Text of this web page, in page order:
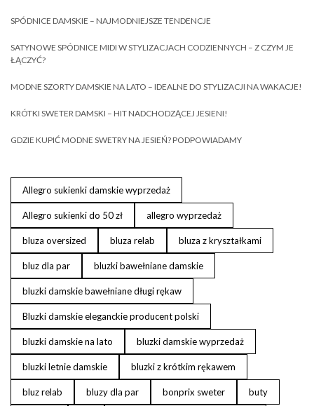
SPÓDNICE DAMSKIE – NAJMODNIEJSZE TENDENCJE
SATYNOWE SPÓDNICE MIDI W STYLIZACJACH CODZIENNYCH – Z CZYM JE
ŁĄCZYĆ?
MODNE SZORTY DAMSKIE NA LATO – IDEALNE DO STYLIZACJI NA WAKACJE!
KRÓTKI SWETER DAMSKI – HIT NADCHODZĄCEJ JESIENI!
GDZIE KUPIĆ MODNE SWETRY NA JESIEŃ? PODPOWIADAMY
Allegro sukienki damskie wyprzedaż
Allegro sukienki do 50 zł allegro wyprzedaż
bluza oversized bluza relab bluza z kryształkami
bluz dla par bluzki bawełniane damskie
bluzki damskie bawełniane długi rękaw
Bluzki damskie eleganckie producent polski
bluzki damskie na lato bluzki damskie wyprzedaż
bluzki letnie damskie bluzki z krótkim rękawem
bluz relab bluzy dla par bonprix sweter buty